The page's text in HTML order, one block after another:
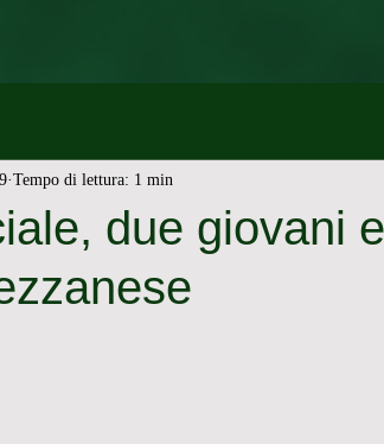
due giovani
Tempo di lettura: 1 min